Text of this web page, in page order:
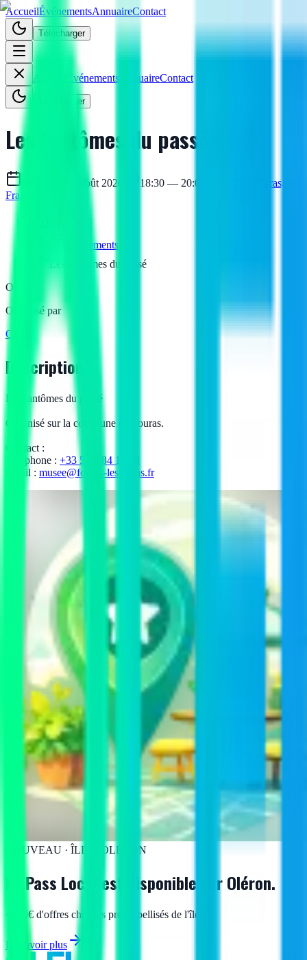
AccueilÉvénementsAnnuaireContact
Télécharger
Accueil Événements AnnuaireContact
Télécharger
Les fantômes du passé
dimanche 16 août 2026 18:30 — 20:00
17450 Fouras,
France
Événements
Les fantômes du passé
O
Organisé par
OLEI
Description
Les fantômes du passé
Organisé sur la commune de Fouras.
Contact :
Téléphone : +33 5 46 84 15 23
Email : musee@fouras-les-bains.fr
NOUVEAU · ÎLE D'OLÉRON
Le Pass Local est disponible sur Oléron.
+150€ d'offres chez les pros labellisés de l'île.
En savoir plus